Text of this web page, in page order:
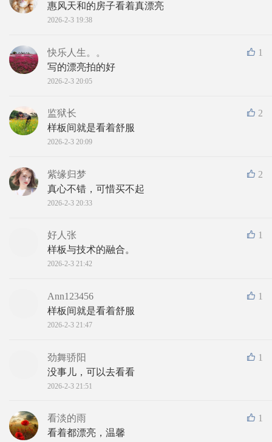
惠风天和的房子看着真漂亮
2026-2-3 19:38
1
快乐人生。。
写的漂亮拍的好
2026-2-3 20:05
2
监狱长
样板间就是看着舒服
2026-2-3 20:09
2
紫缘归梦
真心不错，可惜买不起
2026-2-3 20:33
1
好人张
样板与技术的融合。
2026-2-3 21:42
1
Ann123456
样板间就是看着舒服
2026-2-3 21:47
1
劲舞骄阳
没事儿，可以去看看
2026-2-3 21:51
1
看淡的雨
看着都漂亮，温馨